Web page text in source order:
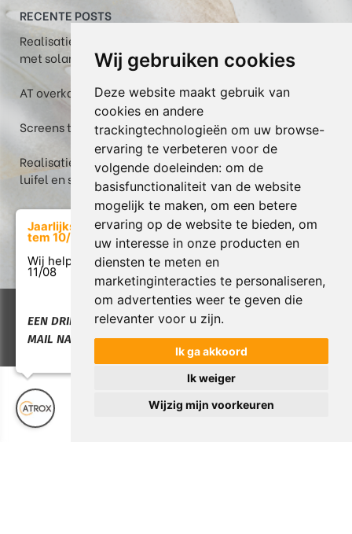
Wij gebruiken cookies
Deze website maakt gebruik van
cookies en andere
trackingtechnologieën om uw browse-
ervaring te verbeteren voor de
volgende doeleinden: om de
basisfunctionaliteit van de website
mogelijk te maken, om een betere
ervaring op de website te bieden, om
uw interesse in onze producten en
diensten te meten en
marketinginteracties te personaliseren,
om advertenties weer te geven die
relevanter voor u zijn.
Ik ga akkoord
Ik weiger
Wijzig mijn voorkeuren
RECENTE POSTS
Realisatie in Maastricht: Plaza Viva pergola-zonwering
met solar volant
AT overkapping met helder glas, WGM Top en zipscreen
Screens te Veerle: een fris terras tijdens warme dagen
Realisatie: Box in thermowood grenen met berging,
luifel en screen in Heusden-Zolder
Copyright © 2026 Atrox. All rights reserved. |
Privacy &
Cookies
Garantie & Servicebeleid
WebDesign
Jaarlijkse verlof van 17/07
tem 10/08
Wij helpen u graag weer vanaf
11/08
EEN DRINGENDE VRAAG:
MAIL NAAR INFO@ATROX.BE